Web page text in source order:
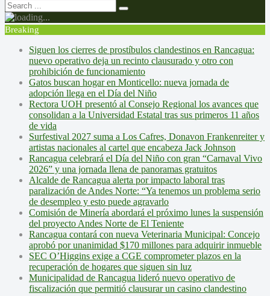
Breaking
Siguen los cierres de prostíbulos clandestinos en Rancagua:
nuevo operativo deja un recinto clausurado y otro con
prohibición de funcionamiento
Gatos buscan hogar en Monticello: nueva jornada de
adopción llega en el Día del Niño
Rectora UOH presentó al Consejo Regional los avances que
consolidan a la Universidad Estatal tras sus primeros 11 años
de vida
Surfestival 2027 suma a Los Cafres, Donavon Frankenreiter y
artistas nacionales al cartel que encabeza Jack Johnson
Rancagua celebrará el Día del Niño con gran “Carnaval Vivo
2026” y una jornada llena de panoramas gratuitos
Alcalde de Rancagua alerta por impacto laboral tras
paralización de Andes Norte: “Ya tenemos un problema serio
de desempleo y esto puede agravarlo
Comisión de Minería abordará el próximo lunes la suspensión
del proyecto Andes Norte de El Teniente
Rancagua contará con nueva Veterinaria Municipal: Concejo
aprobó por unanimidad $170 millones para adquirir inmueble
SEC O’Higgins exige a CGE comprometer plazos en la
recuperación de hogares que siguen sin luz
Municipalidad de Rancagua lideró nuevo operativo de
fiscalización que permitió clausurar un casino clandestino